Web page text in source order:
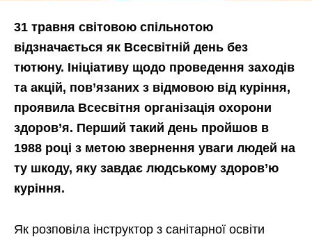
31 травня світовою спільнотою
відзначається як Всесвітній день без
тютюну. Ініціативу щодо проведення заходів
та акцій, пов’язаних з відмовою від куріння,
проявила Всесвітня організація охорони
здоров’я. Перший такий день пройшов в
1988 році з метою звернення уваги людей на
ту шкоду, яку завдає людському здоров’ю
куріння.
Як розповіла інструктор з санітарної освіти